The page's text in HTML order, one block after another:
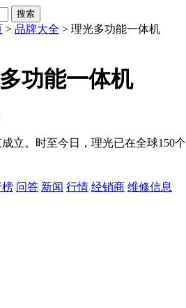
> 品牌大全 > 理光多功能一体机
功能一体机
立。时至今日，理光已在全球150
榜 问答 新闻 行情 经销商 维修信息